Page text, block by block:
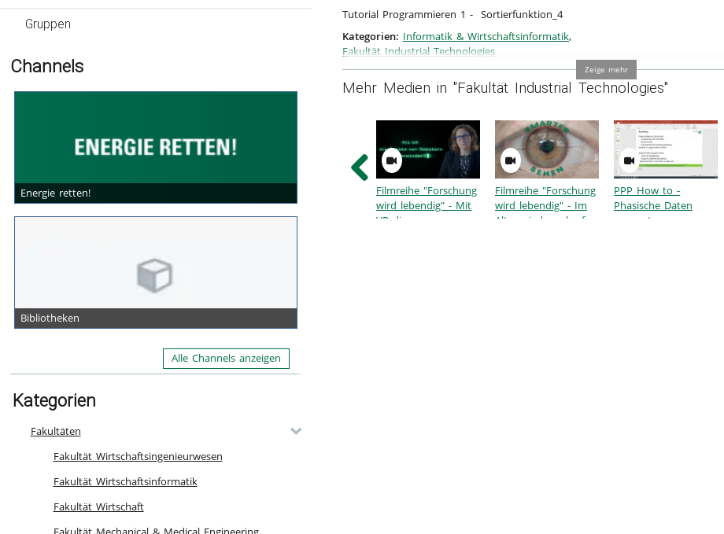
Gruppen
Channels
Energie retten!
Bibliotheken
Alle Channels anzeigen
Kategorien
Fakultäten
Fakultät Wirtschaftsingenieurwesen
Fakultät Wirtschaftsinformatik
Fakultät Wirtschaft
Tutorial Programmieren 1 - Sortierfunktion_4
Kategorien: Informatik & Wirtschaftsinformatik,
Fakultät Industrial Technologies
Zeige mehr
Mehr Medien in "Fakultät Industrial Technologies"
Filmreihe "Forschung
wird lebendig" - Mit
VR die
Filmreihe "Forschung
wird lebendig" - Im
Alter wieder scharf
PPP How to -
Phasische Daten
auswerten